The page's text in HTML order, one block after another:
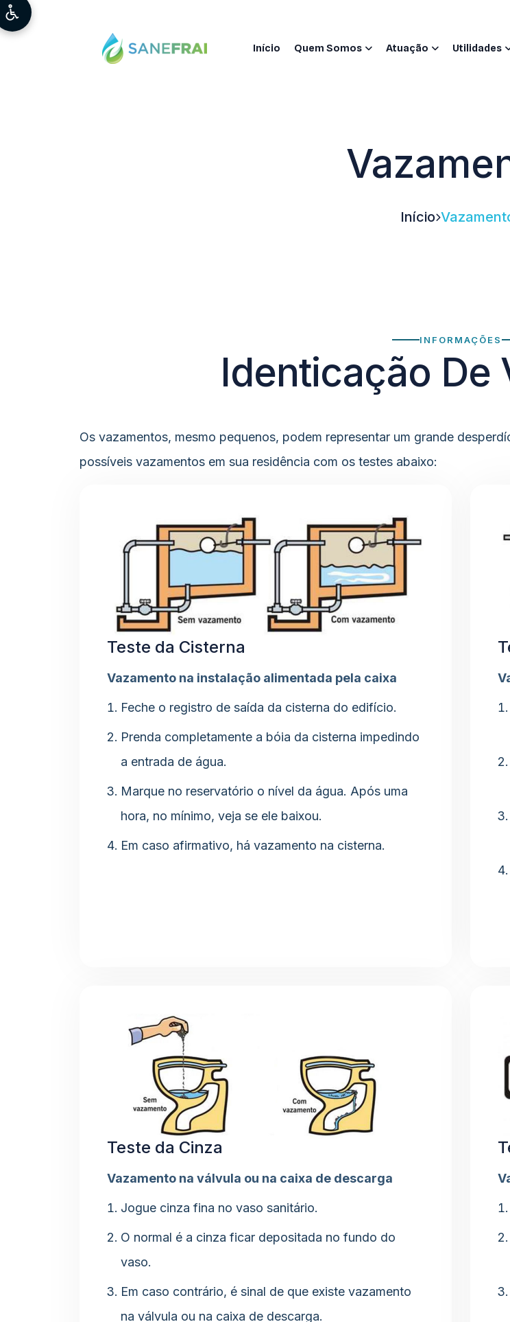
Início Quem Somos Atuação Utilidades
Início
INFORMAÇÕES
Identicação De
Os vazamentos, mesmo pequenos, podem representar um grande
possíveis vazamentos em sua residência com os testes abaixo:
Teste da Cisterna
Vazamento na instalação alimentada pela caixa
Feche o registro de saída da cisterna do edifício.
Prenda completamente a bóia da cisterna impedindo
a entrada de água.
Marque no reservatório o nível da água. Após uma
hora, no mínimo, veja se ele baixou.
Em caso afirmativo, há vazamento na cisterna.
Teste da Cinza
Vazamento na válvula ou na caixa de descarga
Jogue cinza fina no vaso sanitário.
O normal é a cinza ficar depositada no fundo do
vaso.
Em caso contrário, é sinal de que existe vazamento
na válvula ou na caixa de descarga.